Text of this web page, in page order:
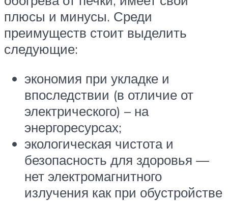
плюсы и минусы. Среди
преимуществ стоит выделить
следующие:
экономия при укладке и
впоследствии (в отличие от
электрического) – на
энергоресурсах;
экологическая чистота и
безопасность для здоровья —
нет электромагнитного
излучения как при обустройстве